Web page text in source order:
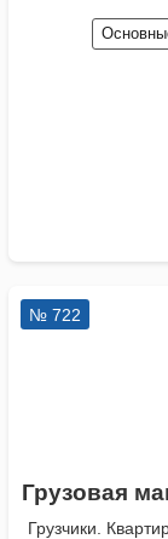
№ 722
Грузовая
Грузчики.